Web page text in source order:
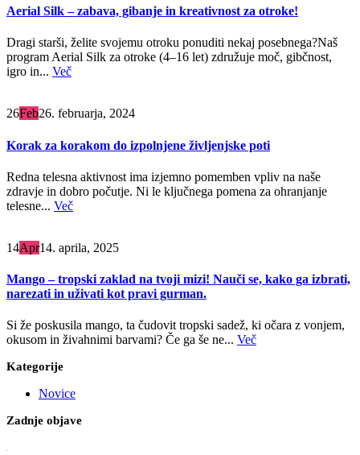
Aerial Silk – zabava, gibanje in kreativnost za otroke!
Dragi starši, želite svojemu otroku ponuditi nekaj posebnega?Naš
program Aerial Silk za otroke (4–16 let) združuje moč, gibčnost,
igro in... Več
26Feb26. februarja, 2024
Korak za korakom do izpolnjene življenjske poti
Redna telesna aktivnost ima izjemno pomemben vpliv na naše
zdravje in dobro počutje. Ni le ključnega pomena za ohranjanje
telesne... Več
14Apr14. aprila, 2025
Mango – tropski zaklad na tvoji mizi! Nauči se, kako ga izbrati,
narezati in uživati kot pravi gurman.
Si že poskusila mango, ta čudovit tropski sadež, ki očara z vonjem,
okusom in živahnimi barvami? Če ga še ne... Več
Kategorije
Novice
Zadnje objave